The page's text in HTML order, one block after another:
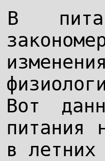
В
Вот
питания
в летних